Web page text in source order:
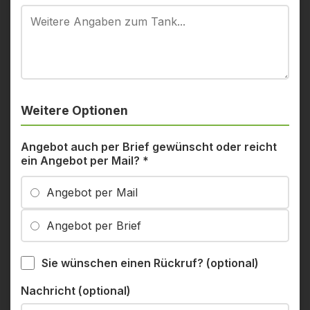
Weitere Optionen
Angebot auch per Brief gewünscht oder reicht
ein Angebot per Mail? *
Angebot per Mail
Angebot per Brief
Sie wünschen einen Rückruf? (optional)
Nachricht (optional)